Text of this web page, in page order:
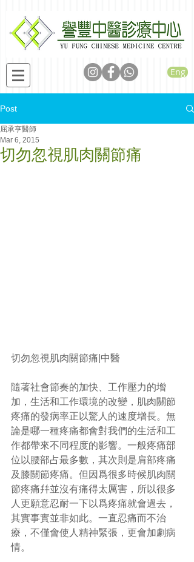
Eng
Post
切勿忽視肌肉關節痛
屈承亨醫師
Mar 6, 2015
切勿忽視肌肉關節痛|中醫
隨著社會節奏的加快、工作壓力的增
加，生活和工作環境的改變，肌肉關節
疼痛的發病率正以驚人的速度增長。無
論是哪一種疼痛都會對我們的生活和工
作都帶來不同程度的影響。一般疼痛部
位以腰部占最多數，其次則是肩部疼痛
及膝關節疼痛。但因爲很多時候肌肉關
節疼痛幷並沒有痛得太厲害，所以很多
人更願意忍耐一下以爲疼痛就會過去，
其實事實並非如此。一直忍痛而不治
療，不僅會使人精神緊張，更會加劇病
情。